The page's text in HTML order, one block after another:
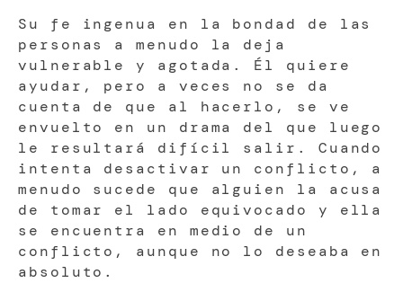
Su fe ingenua en la bondad de las
personas a menudo la deja
vulnerable y agotada. Él quiere
ayudar, pero a veces no se da
cuenta de que al hacerlo, se ve
envuelto en un drama del que luego
le resultará difícil salir. Cuando
intenta desactivar un conflicto, a
menudo sucede que alguien la acusa
de tomar el lado equivocado y ella
se encuentra en medio de un
conflicto, aunque no lo deseaba en
absoluto.